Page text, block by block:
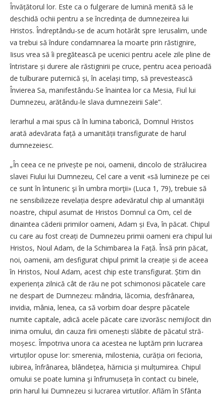
Învățătorul lor. Este ca o fulgerare de lumină menită să le
deschidă ochii pentru a se încredința de dumnezeirea lui
Hristos. Îndreptându-se de acum hotărât spre Ierusalim, unde
va trebui să îndure condamnarea la moarte prin răstignire,
Iisus vrea să îi pregătească pe ucenici pentru acele zile pline de
întristare și durere ale răstignirii pe cruce, pentru acea perioadă
de tulburare puternică și, în același timp, să prevestească
Învierea Sa, manifestându-Se înaintea lor ca Mesia, Fiul lui
Dumnezeu, arătându-le slava dumnezeirii Sale”.
Ierarhul a mai spus că în lumina taborică, Domnul Hristos
arată adevărata față a umanității transfigurate de harul
dumnezeiesc.
„În ceea ce ne privește pe noi, oamenii, dincolo de strălucirea
slavei Fiului lui Dumnezeu, Cel care a venit «să lumineze pe cei
ce sunt în întuneric şi în umbra morţii» (Luca 1, 79), trebuie să
ne sensibilizeze revelația despre adevăratul chip al umanităţii
noastre, chipul asumat de Hristos Domnul ca Om, cel de
dinaintea căderii primilor oameni, Adam și Eva, în păcat. Chipul
cu care au fost creați de Dumnezeu primii oameni era chipul lui
Hristos, Noul Adam, de la Schimbarea la Față. Însă prin păcat,
noi, oamenii, am desfigurat chipul primit la creație și de aceea
în Hristos, Noul Adam, acest chip este transfigurat. Știm din
expe­riența zilnică cât de rău ne pot schimonosi păcatele care
ne despart de Dumnezeu: mândria, lăcomia, desfrânarea,
invidia, mânia, lenea, ca să vorbim doar despre păcatele
numite capitale, adică acele păcate care izvorăsc nemijlocit din
inima omului, din cauza firii omenești slăbite de păcatul stră­
moșesc. Împotriva unora ca acestea ne luptăm prin lucrarea
virtuților opuse lor: smerenia, milostenia, curăția ori fecioria,
iubirea, înfrânarea, blândețea, hărnicia și mulțumirea. Chipul
omului se poate lumina şi înfrumuseța în contact cu binele,
prin harul lui Dumnezeu și lucrarea virtuților. Aflăm în Sfânta